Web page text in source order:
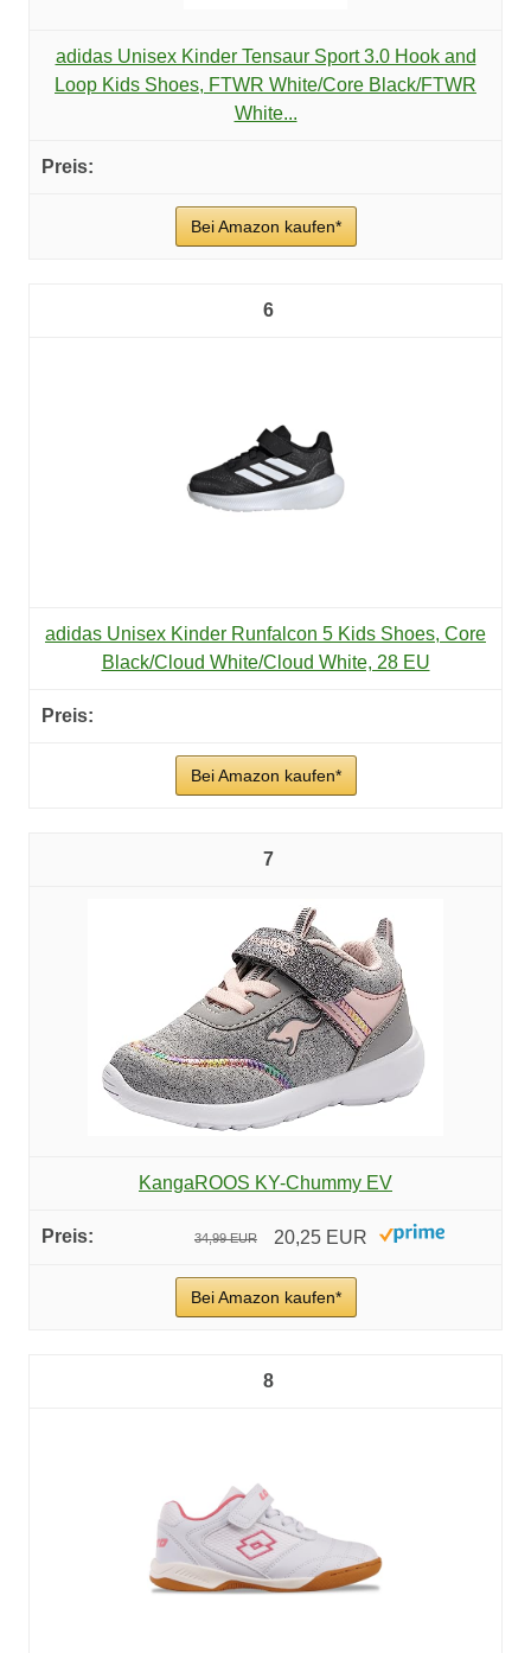
adidas Unisex Kinder Tensaur Sport 3.0 Hook and
Loop Kids Shoes, FTWR White/Core Black/FTWR
White...
Bei Amazon kaufen*
6
adidas Unisex Kinder Runfalcon 5 Kids Shoes, Core
Black/Cloud White/Cloud White, 28 EU
Bei Amazon kaufen*
7
KangaROOS KY-Chummy EV
34,99 EUR 20,25 EUR
Bei Amazon kaufen*
8